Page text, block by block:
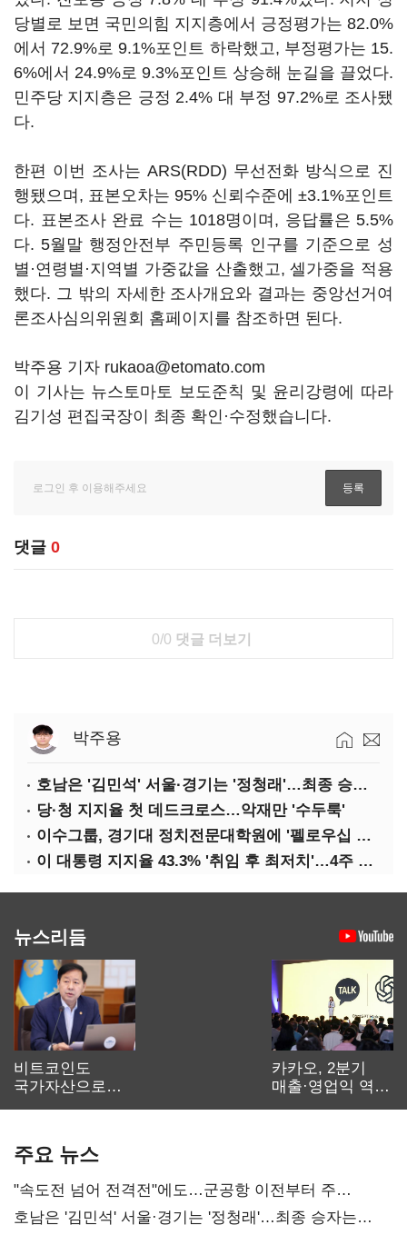
당별로 보면 국민의힘 지지층에서 긍정평가는 82.0%
에서 72.9%로 9.1%포인트 하락했고, 부정평가는 15.
6%에서 24.9%로 9.3%포인트 상승해 눈길을 끌었다.
민주당 지지층은 긍정 2.4% 대 부정 97.2%로 조사됐
다.
한편 이번 조사는 ARS(RDD) 무선전화 방식으로 진
행됐으며, 표본오차는 95% 신뢰수준에 ±3.1%포인트
다. 표본조사 완료 수는 1018명이며, 응답률은 5.5%
다. 5월말 행정안전부 주민등록 인구를 기준으로 성
별·연령별·지역별 가중값을 산출했고, 셀가중을 적용
했다. 그 밖의 자세한 조사개요와 결과는 중앙선거여
론조사심의위원회 홈페이지를 참조하면 된다.
박주용 기자 rukaoa@etomato.com
이 기사는 뉴스토마토 보도준칙 및 윤리강령에 따라
김기성 편집국장이 최종 확인·수정했습니다.
댓글 0
0/0 댓글 더보기
박주용
호남은 '김민석' 서울·경기는 '정청래'…최종 승자는 '안갯속'
당·청 지지율 첫 데드크로스…악재만 '수두룩'
이수그룹, 경기대 정치전문대학원에 '펠로우십 기금' 3900만원 출연
이 대통령 지지율 43.3% '취임 후 최저치'…4주 연속 '하락'
뉴스리듬
비트코인도
국가자산으로…'
카카오, 2분기
매출·영업익 역대
주요 뉴스
"속도전 넘어 전격전"에도…군공항 이전부터 주
52시간까지 '뇌관'
호남은 '김민석' 서울·경기는 '정청래'…최종 승자는